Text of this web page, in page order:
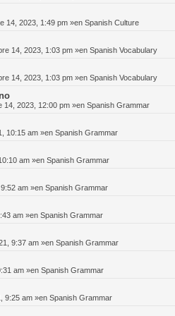
14, 2023, 1:49 pm »en Spanish Culture
14, 2023, 1:03 pm »en Spanish Vocabulary
14, 2023, 1:03 pm »en Spanish Vocabulary
14, 2023, 12:00 pm »en Spanish Grammar
10:15 am »en Spanish Grammar
am »en Spanish Grammar
am »en Spanish Grammar
am »en Spanish Grammar
9:37 am »en Spanish Grammar
am »en Spanish Grammar
9:25 am »en Spanish Grammar